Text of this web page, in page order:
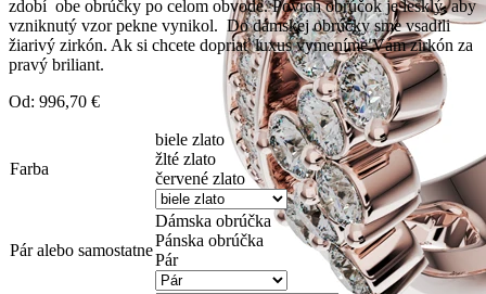
zdobí obe obrúčky po celom obvode. Povrch obrúčok je lesklý, aby
vzniknutý vzor pekne vynikol. Do dámskej obrúčky sme vsadili
žiarivý zirkón. Ak si chcete dopriať luxus vymeníme Vám zirkón za
pravý briliant.
Od: 996,70 €
Farba
biele zlato
žlté zlato
červené zlato
Pár alebo samostatne
Dámska obrúčka
Pánska obrúčka
Pár